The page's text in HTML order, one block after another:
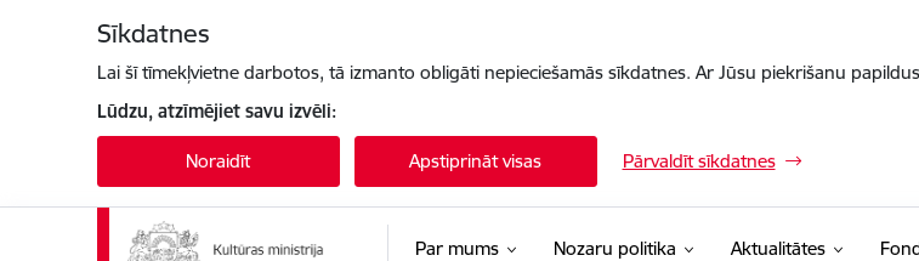
Sīkdatnes
Lai šī tīmekļvietne darbotos, tā izmanto obligāti nepieciešamās sīkdatnes. Ar Jūsu piekrišanu
Lūdzu, atzīmējiet savu izvēli:
Noraidīt Apstiprināt visas Pārvaldīt sīkdatnes
Par mums Nozaru politika Aktualitātes